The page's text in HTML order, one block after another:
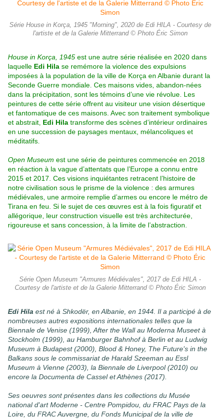
Série House in Korça, 1945 "Morning", 2020 de Edi HILA - Courtesy de
l'artiste et de la Galerie Mitterrand © Photo Éric Simon
House in Korça, 1945 est une autre série réalisée en 2020 dans
laquelle Edi Hila se remémore la violence des expulsions
imposées à la population de la ville de Korça en Albanie durant la
Seconde Guerre mondiale. Ces maisons vides, abandon-nées
dans la précipitation, sont les témoins d’une vie révolue. Les
peintures de cette série offrent au visiteur une vision désertique
et fantomatique de ces maisons. Avec son traitement symbolique
et abstrait, Edi Hila transforme des scènes d’intérieur ordinaires
en une succession de paysages mentaux, mélancoliques et
méditatifs.
Open Museum est une série de peintures commencée en 2018
en réaction à la vague d’attentats que l’Europe a connu entre
2015 et 2017. Ces visions inquiétantes retracent l’histoire de
notre civilisation sous le prisme de la violence : des armures
médiévales, une armoire remplie d’armes ou encore le métro de
Tirana en feu. Si le sujet de ces œuvres est à la fois figuratif et
allégorique, leur construction visuelle est très architecturée,
rigoureuse et sans concession, à la limite de l’abstraction.
Série Open Museum "Armures Médiévales", 2017 de Edi HILA -
Courtesy de l'artiste et de la Galerie Mitterrand © Photo Éric Simon
Edi Hila est né à Shkodër, en Albanie, en 1944. Il a participé à de
nombreuses autres expositions internationales telles que la
Biennale de Venise (1999), After the Wall au Moderna Museet à
Stockholm (1999), au Hamburger Bahnhof à Berlin et au Ludwig
Museum à Budapest (2000), Blood & Honey, The Future's in the
Balkans sous le commissariat de Harald Szeeman au Essl
Museum à Vienne (2003), la Biennale de Liverpool (2010) ou
encore la Documenta de Cassel et Athènes (2017).
Ses oeuvres sont présentes dans les collections du Musée
national d'art Moderne - Centre Pompidou, du FRAC Pays de la
Loire, du FRAC Auvergne, du Fonds Municipal de la ville de